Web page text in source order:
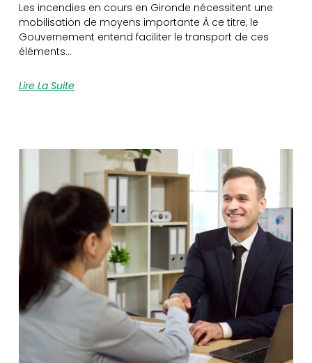
Les incendies en cours en Gironde nécessitent une
mobilisation de moyens importante À ce titre, le
Gouvernement entend faciliter le transport de ces
éléments…
Lire La Suite